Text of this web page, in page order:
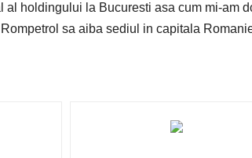
al holdingului la Bucuresti asa cum mi-am
sa aiba sediul in capitala